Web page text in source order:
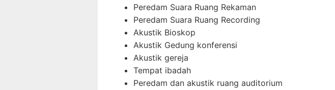
Peredam Suara Ruang Rekaman
Peredam Suara Ruang Recording
Akustik Bioskop
Akustik Gedung konferensi
Akustik gereja
Tempat ibadah
Peredam dan akustik ruang auditorium